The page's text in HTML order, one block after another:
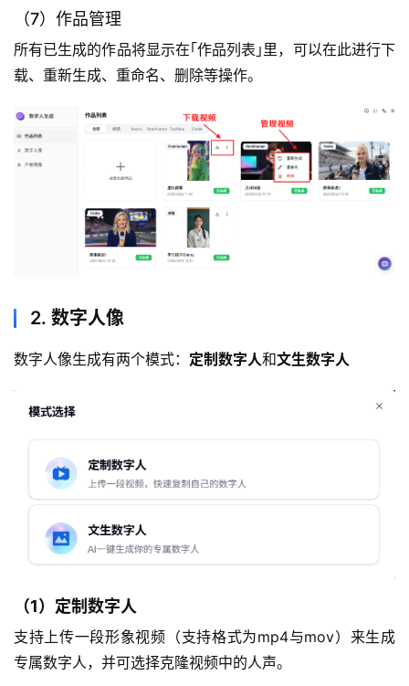
（7）作品管理
所有已生成的作品将显示在｢作品列表｣里，可以在此进行下
载、重新生成、重命名、删除等操作。
2. 数字人像
数字人像生成有两个模式： 定制数字人和文生数字人
（1）定制数字人
支持上传一段形象视频（支持格式为mp4与mov）来生成
专属数字人，并可选择克隆视频中的人声。